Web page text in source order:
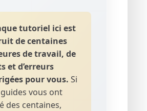
tutoriel ici est
de centaines
de travail, de
et d’erreurs
pour vous. Si
vous ont
des centaines,